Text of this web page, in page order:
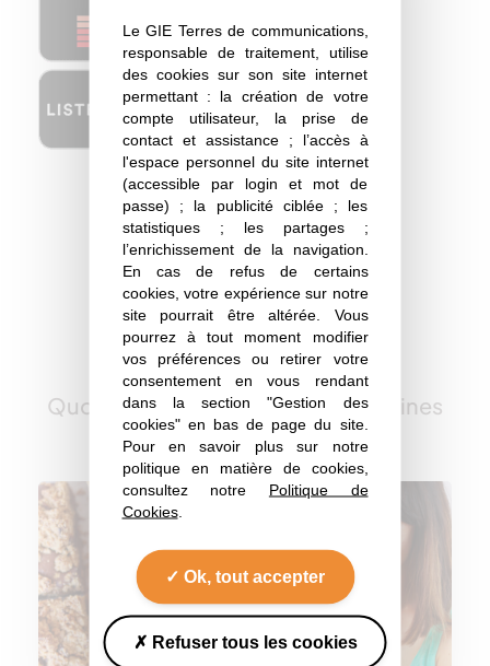
Le GIE Terres de communications,
responsable de traitement, utilise
des cookies sur son site internet
permettant : la création de votre
compte utilisateur, la prise de
contact et assistance ; l’accès à
l'espace personnel du site internet
(accessible par login et mot de
passe) ; la publicité ciblée ; les
statistiques ; les partages ;
l’enrichissement de la navigation.
En cas de refus de certains
cookies, votre expérience sur notre
site pourrait être altérée. Vous
pourrez à tout moment modifier
vos préférences ou retirer votre
consentement en vous rendant
dans la section "Gestion des
cookies" en bas de page du site.
Pour en savoir plus sur notre
politique en matière de cookies,
consultez notre Politique de
Cookies.
Ok, tout accepter
Refuser tous les cookies
A lire aussi
Quoi de neuf sur les huiles et protéines
végétales ?